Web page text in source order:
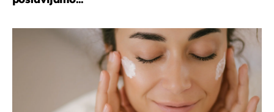
moda & ljepota